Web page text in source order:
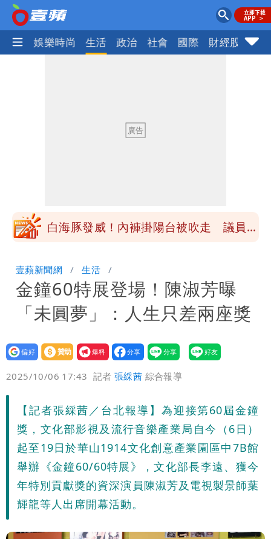
熱門 娛樂時尚 生活 政治 社會 國際 財經股市
「洗腦台灣人兩觀念」
「琵鷺」颱風生成！三颱共舞路徑曝光
炸開扁
白海豚發威！內褲掛陽台被吹走 議員神
沒水用
民間採購BNT源頭 鄭運鵬：有群人故意
「洗腦台灣人兩觀念」
「琵鷺」颱風生成！三颱共舞路徑曝光
壹蘋新聞網 生活
金鐘60特展登場！陳淑芳曝
「未圓夢」：人生只差兩座獎
設為
贊助
我要
爆料
2025/10/06 17:43 記者張綵茜 綜合報導
【記者張綵茜／台北報導】為迎接第60屆金鐘
獎，文化部影視及流行音樂產業局自今（6日）
起至19日於華山1914文化創意產業園區中7B館
舉辦《金鐘60/60特展》，文化部長李遠、獲今
年特別貢獻獎的資深演員陳淑芳及電視製景師葉
輝龍等人出席開幕活動。